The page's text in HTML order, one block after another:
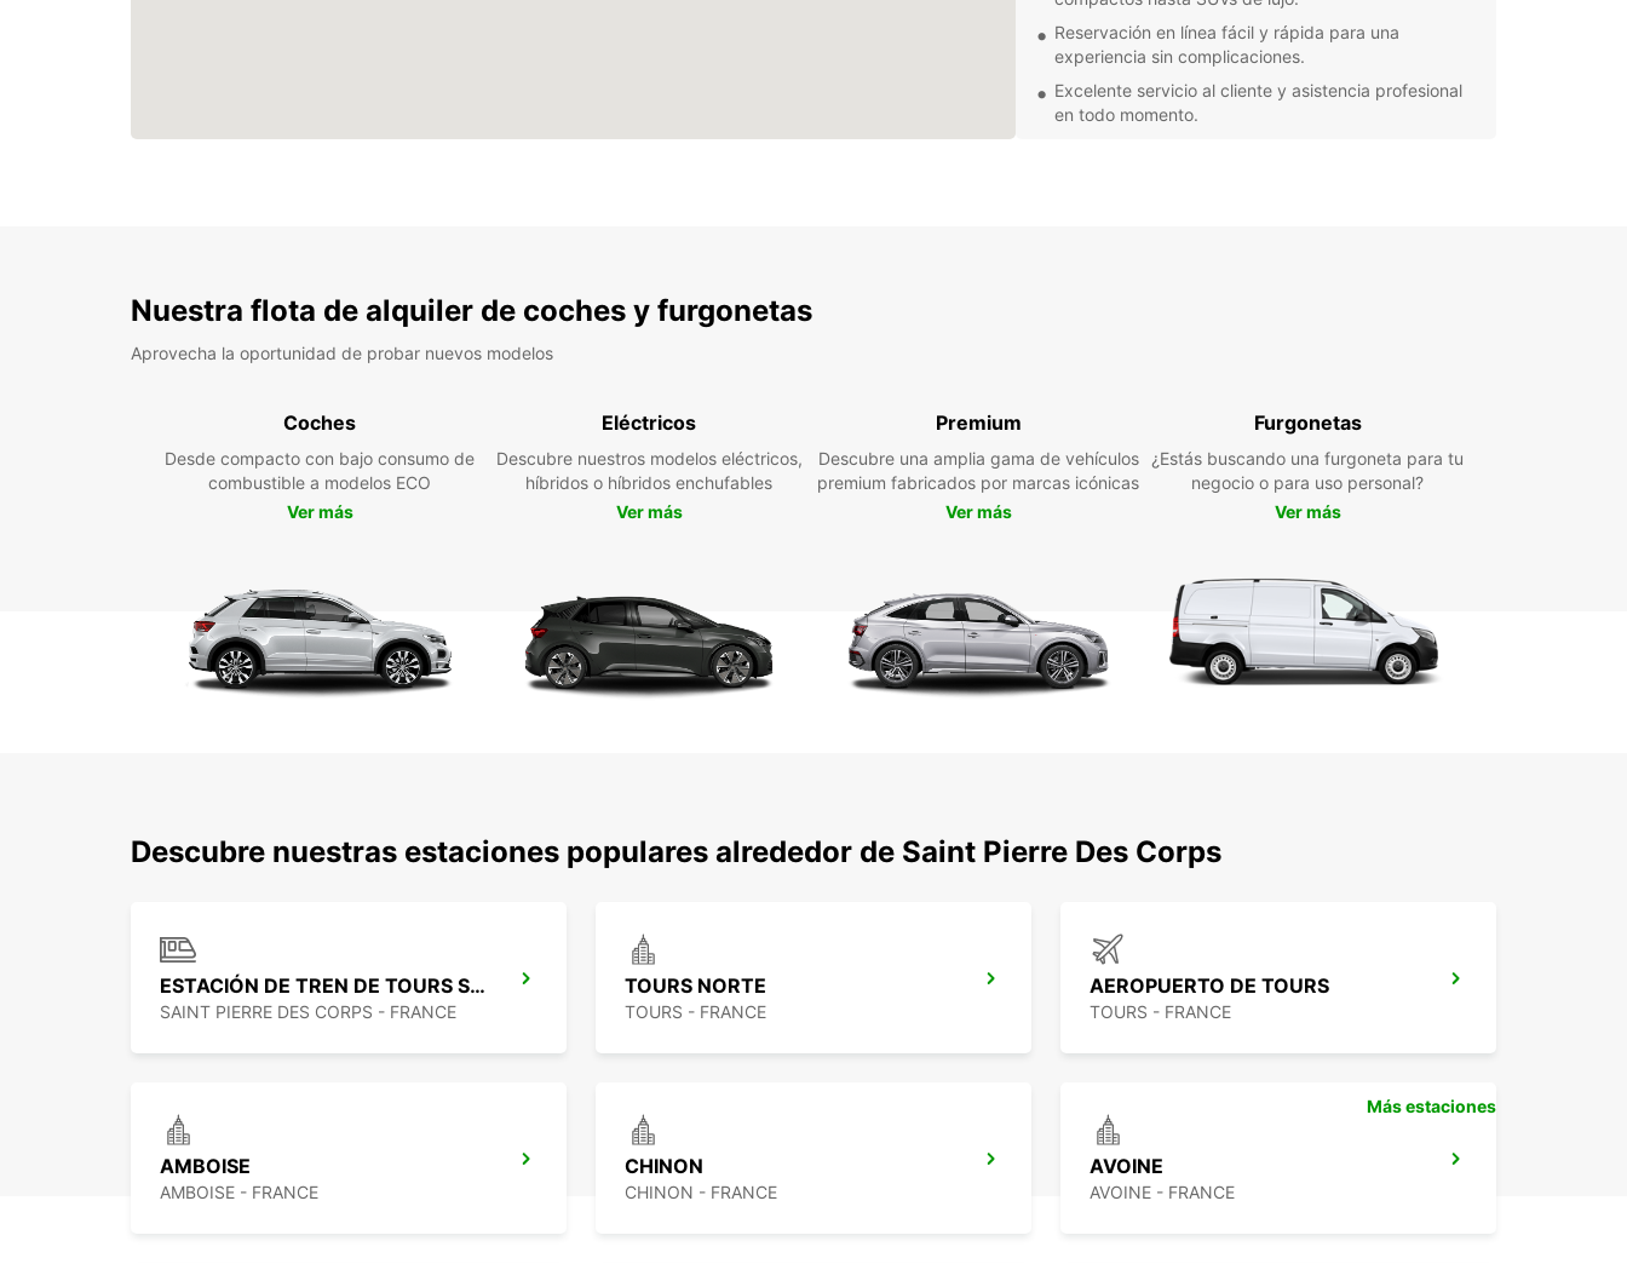
Reservación en línea fácil y rápida para una
experiencia sin complicaciones.
Excelente servicio al cliente y asistencia profesional
en todo momento.
Nuestra flota de alquiler de coches y furgonetas
Aprovecha la oportunidad de probar nuevos modelos
Coches
Desde compacto con bajo consumo de
combustible a modelos ECO
Ver más
Eléctricos
Descubre nuestros modelos eléctricos,
híbridos o híbridos enchufables
Ver más
Premium
Descubre una amplia gama de vehículos
premium fabricados por marcas icónicas
Ver más
Furgonetas
¿Estás buscando una furgoneta para tu
negocio o para uso personal?
Ver más
Descubre nuestras estaciones populares alrededor de Saint Pierre Des Corps
ESTACIÓN DE TREN DE TOURS SAINT-PIERRE-DES-CORPS
SAINT PIERRE DES CORPS - FRANCE
TOURS NORTE
TOURS - FRANCE
AEROPUERTO DE TOURS
TOURS - FRANCE
AMBOISE
AMBOISE - FRANCE
CHINON
CHINON - FRANCE
AVOINE
AVOINE - FRANCE
Más estaciones